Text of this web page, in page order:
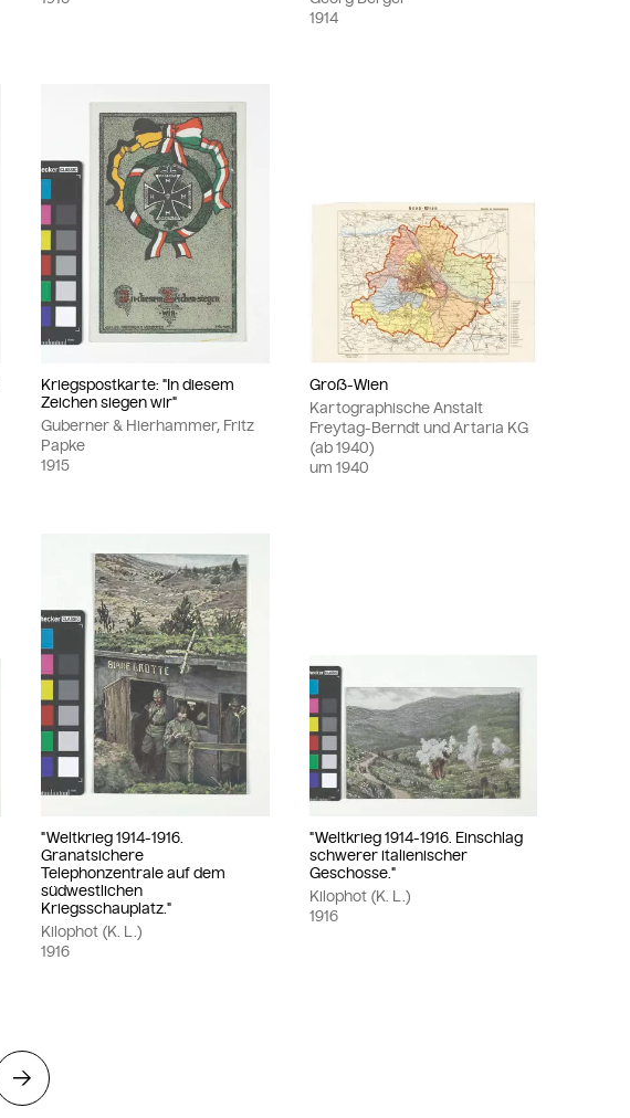
1914
Kriegspostkarte: "In diesem
Zeichen siegen wir"
Guberner & Hierhammer, Fritz
Papke
1915
Groß-Wien
Kartographische Anstalt
Freytag-Berndt und Artaria KG
(ab 1940)
um 1940
"Weltkrieg 1914-1916.
Granatsichere
Telephonzentrale auf dem
südwestlichen
Kriegsschauplatz."
Kilophot (K. L.)
1916
"Weltkrieg 1914-1916. Einschlag
schwerer italienischer
Geschosse."
Kilophot (K. L.)
1916
Nächste Seite